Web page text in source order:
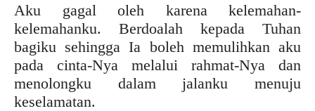
Aku gagal oleh karena kelemahan-
kelemahanku. Berdoalah kepada Tuhan
bagiku sehingga Ia boleh memulihkan aku
pada cinta-Nya melalui rahmat-Nya dan
menolongku dalam jalanku menuju
keselamatan.